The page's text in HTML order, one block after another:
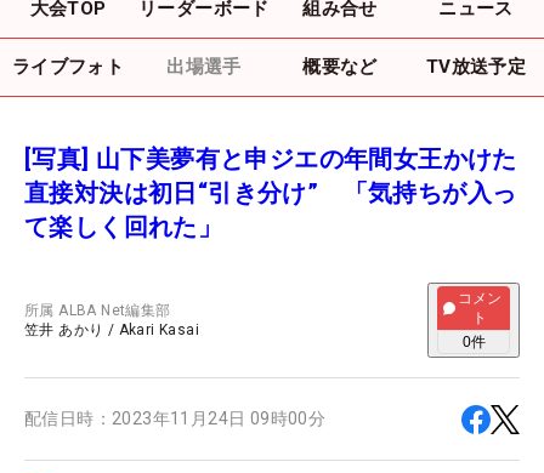
大会TOP リーダーボード 組み合せ ニュース
ライブフォト 出場選手 概要など TV放送予定
[写真] 山下美夢有と申ジエの年間女王かけた
直接対決は初日“引き分け” 「気持ちが入っ
て楽しく回れた」
所属ALBA Net編集部
笠井 あかり / Akari Kasai
コメン
ト
0件
配信日時： 2023年11月24日 09時00分